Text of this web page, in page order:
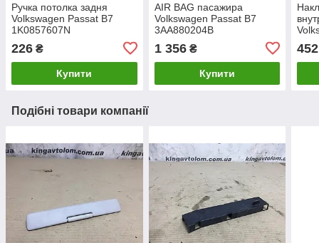
Ручка потолка задня
Volkswagen Passat B7
1K0857607N
226 ₴
Купити
AIR BAG пасажира
Volkswagen Passat B7
3AA880204B
1 356₴
Купити
452
Подібні товари компанії